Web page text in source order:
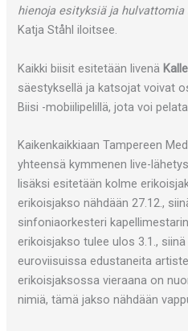
hienoja esityksiä ja
Katja Ståhl iloitsee.
Kaikki biisit esitetään livenä
säestyksellä ja katsojat voivat
Biisi -mobiilipelillä, jota voi
Kaikenkaikkiaan Tampereen
yhteensä kymmenen live-
lisäksi esitetään kolme
erikoisjakso nähdään 27.12.,
sinfoniaorkesteri
erikoisjakso tulee ulos 3.1.,
euroviisuissa edustaneita
erikoisjaksossa vieraana on
nimiä, tämä jakso nähdään